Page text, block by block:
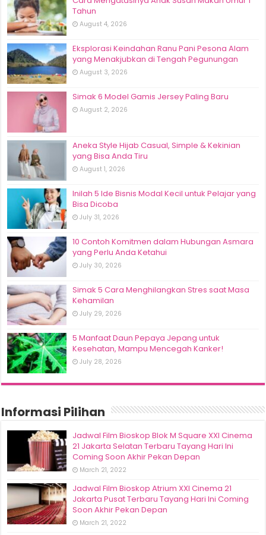
Tahun
August 4, 2026
Eksplorasi Keindahan Ranu Pani Pesona Alam
yang Menakjubkan di Tengah Pegunungan
August 3, 2026
Simak 6 Model Gamis Jersey Paling Baru
August 2, 2026
Aneka Style Hijab Casual, Simple & Kekinian
yang Bisa Anda Tiru
August 1, 2026
Inilah 5 Ide Bisnis Modal Kecil untuk Pelajar yang
Bisa Dicoba
July 31, 2026
10 Contoh Komitmen dalam Hubungan Asmara
yang Perlu Anda Ketahui
July 30, 2026
Simak 5 Cara Menghilangkan Stres saat Masa
Kehamilan
July 29, 2026
5 Manfaat Daun Pepaya Jepang untuk
Kesehatan, Mampu Mencegah Kanker!
July 28, 2026
Informasi Pilihan
Jadwal Film Bioskop Blok M Square XXI Cinema
21 Jakarta Selatan Terbaru Tayang Hari Ini
Coming Soon Akhir Pekan Depan
March 21, 2022
Jadwal Film Bioskop Atrium XXI Cinema 21
Jakarta Pusat Terbaru Tayang Hari Ini Coming
Soon Akhir Pekan Depan
March 21, 2022